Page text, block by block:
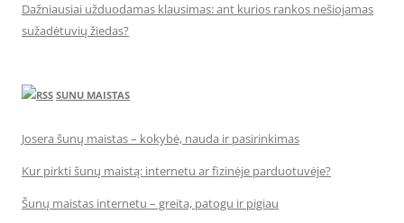
Dažniausiai užduodamas klausimas: ant kurios rankos nešiojamas
sužadėtuvių žiedas?
SUNU MAISTAS
Josera šunų maistas – kokybė, nauda ir pasirinkimas
Kur pirkti šunų maistą: internetu ar fizinėje parduotuvėje?
Šunų maistas internetu – greita, patogu ir pigiau